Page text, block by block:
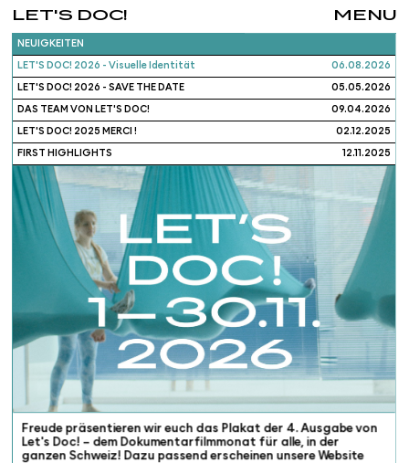
MENU
LET'S DOC!
NEUIGKEITEN
LET'S DOC! 2026 - Visuelle Identität 06.08.2026
LET'S DOC! 2026 - SAVE THE DATE 05.05.2026
DAS TEAM VON LET'S DOC! 09.04.2026
LET'S DOC! 2025 MERCI ! 02.12.2025
FIRST HIGHLIGHTS 12.11.2025
Freude präsentieren wir euch das Plakat der 4. Ausgabe von
Let's Doc! – dem Dokumentarfilmmonat für alle, in der
ganzen Schweiz! Dazu passend erscheinen unsere Website